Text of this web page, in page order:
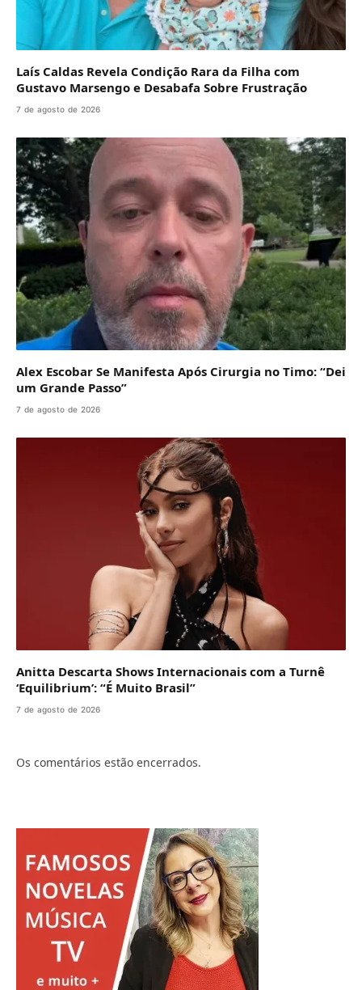
Laís Caldas Revela Condição Rara da Filha com
Gustavo Marsengo e Desabafa Sobre Frustração
7 de agosto de 2026
Alex Escobar Se Manifesta Após Cirurgia no Timo: “Dei
um Grande Passo”
7 de agosto de 2026
Anitta Descarta Shows Internacionais com a Turnê
‘Equilibrium’: “É Muito Brasil”
7 de agosto de 2026
Os comentários estão encerrados.